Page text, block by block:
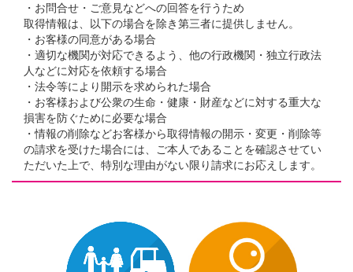
・お問合せ・ご意見などへの回答を行うため
取得情報は、以下の場合を除き第三者に提供しません。
・お客様の同意がある場合
・適切な機関が対応できるよう、他の行政機関・独立行政法
人などに対応を依頼する場合
・法令等により開示を求められた場合
・お客様および公衆の生命・健康・財産などに対する重大な
損害を防ぐために必要な場合
・情報の削除などお客様から取得情報の開示・変更・削除等
の請求を受けた場合には、ご本人であることを確認させてい
ただいた上で、特別な理由がない限り請求にお応えします。